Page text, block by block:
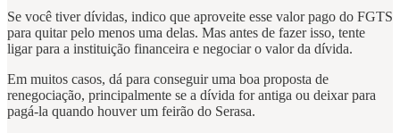
Se você tiver dívidas, indico que aproveite esse valor pago do FGTS
para quitar pelo menos uma delas. Mas antes de fazer isso, tente
ligar para a instituição financeira e negociar o valor da dívida.
Em muitos casos, dá para conseguir uma boa proposta de
renegociação, principalmente se a dívida for antiga ou deixar para
pagá-la quando houver um feirão do Serasa.